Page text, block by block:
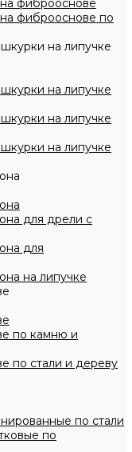
фиброоснове
фиброоснове по
на липучке
на липучке
на липучке
на липучке
для дрели с
для
на липучке
по камню и
по стали и дереву
по стали
по